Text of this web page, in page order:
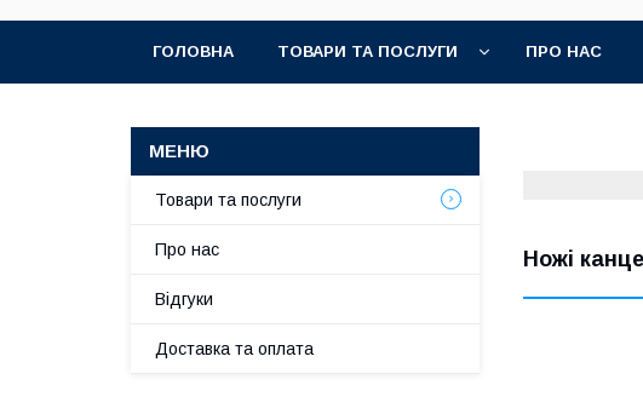
ГОЛОВНА ТОВАРИ ТА ПОСЛУГИ ПРО НАС
Ножі
Товари та послуги
Про нас
Відгуки
Доставка та оплата